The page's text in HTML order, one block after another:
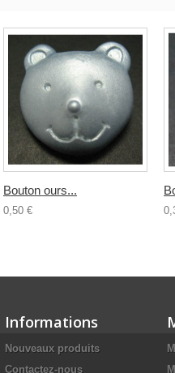
Bouton ours...
0,50 €
Informations
Nouveaux produits
Contactez-nous